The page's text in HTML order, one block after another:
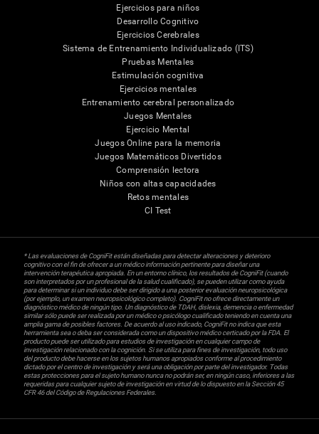
Ejercicios para niños
Desarrollo Cognitivo
Ejercicios Cerebrales
Sistema de Entrenamiento Individualizado (ITS)
Pruebas Mentales
Estimulación cognitiva
Ejercicios mentales
Entrenamiento cerebral personalizado
Juegos Mentales
Ejercicio Mental
Juegos Online para la memoria
Juegos Matemáticos Divertidos
Comprensión lectora
Niños con altas capacidades
Retos mentales
CI Test
* Las evaluaciones de CogniFit están diseñadas para detectar alteraciones y deterioro
cognitivo con el fin de ofrecer a un médico información pertinente para diseñar una
intervención terapéutica apropiada. En un entorno clínico, los resultados de CogniFit (cuando
son interpretados por un profesional de la salud cualificado), se pueden utilizar como ayuda
para determinar si un individuo debe ser dirigido a una posterior evaluación neuropsicológica
(por ejemplo, un examen neuropsicológico completo). CogniFit no ofrece directamente un
diagnóstico médico de ningún tipo. Un diagnóstico de TDAH, dislexia, demencia o enfermedad
similar sólo puede ser realizada por un médico o psicólogo cualificado teniendo en cuenta una
amplia gama de posibles factores. De acuerdo al uso indicado, CogniFit no indica que esta
herramienta sea o deba ser considerada como un dispositivo médico certicado por la FDA. El
producto puede ser utilizado para estudios de investigación en cualquier campo de
investigación relacionado con la cognición. Si se utiliza para fines de investigación, todo uso
del producto debe hacerse en los sujetos humanos apropiados conforme al procedimiento
dictado por el centro de investigación y será una obligación por parte del investigador. Todas
estas protecciones para el sujeto humano nunca no podrán ser, en ningún caso, inferiores a las
requeridas para cualquier sujeto de investigación en virtud de lo dispuesto en la Sección 45
CFR 46 del Código de Regulaciones Federales.